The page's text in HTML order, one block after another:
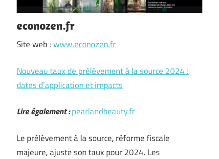
econozen.fr
Site web :www.econozen.fr
Nouveau taux de prélèvement à la source 2024 :
dates d’application et impacts
Lire également :pearlandbeauty.fr
Le prélèvement à la source, réforme fiscale
majeure, ajuste son taux pour 2024. Les